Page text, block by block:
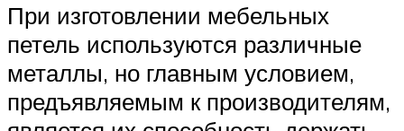
При изготовлении мебельных
петель используются различные
металлы, но главным условием,
предъявляемым к производителям,